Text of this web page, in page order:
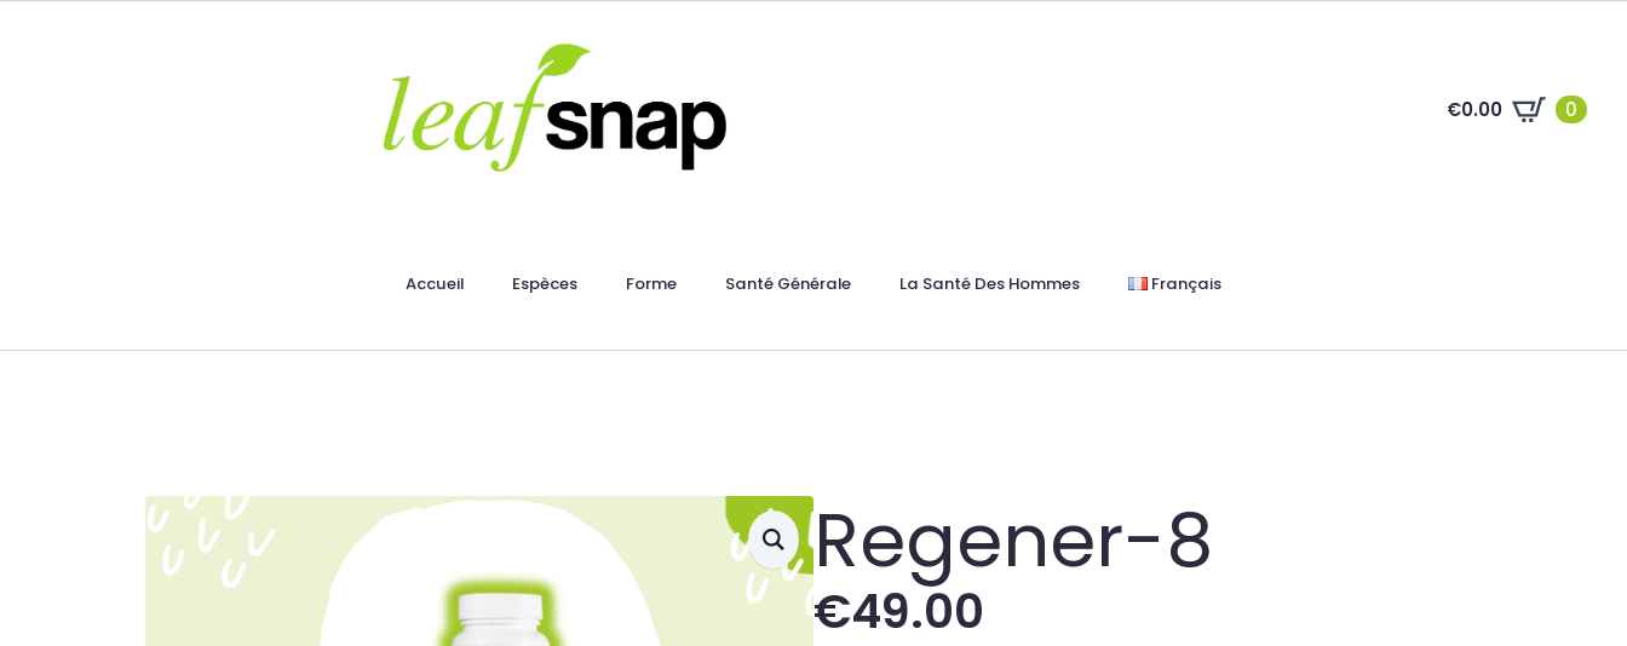
€0.00 0
Accueil Espèces Forme Santé Générale La Santé Des Hommes Français
Regener-8
€49.00